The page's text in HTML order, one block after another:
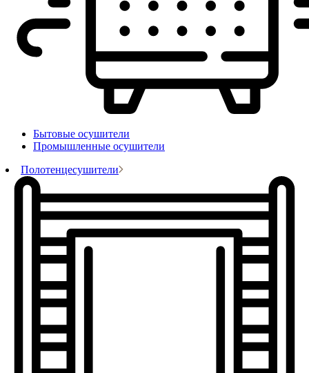
Бытовые осушители
Промышленные осушители
Полотенцесушители